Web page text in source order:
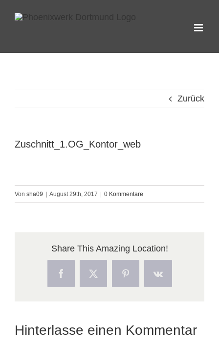
Zurück
Zuschnitt_1.OG_Kontor_web
Von sha09 August 29th, 2017 0 Kommentare
Share This Amazing Location!
FacebookX PinterestVk
Hinterlasse einen Kommentar